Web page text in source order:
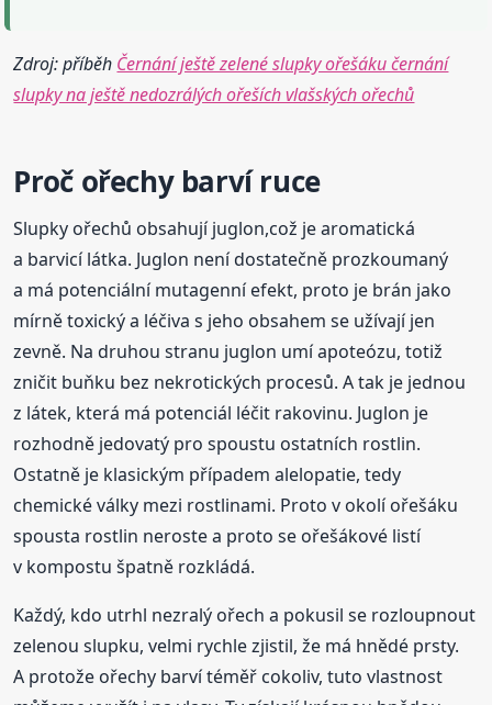
Zdroj: příběh Černání ještě zelené slupky ořešáku černání
slupky na ještě nedozrálých ořeších vlašských ořechů
Proč ořechy barvíruce
Slupky ořechů obsahují juglon,což je aromatická
a barvicí látka. Juglon není dostatečně prozkoumaný
a má potenciální mutagenní efekt, proto je brán jako
mírně toxický a léčiva s jeho obsahem se užívají jen
zevně. Na druhou stranu juglon umí apoteózu, totiž
zničit buňku bez nekrotických procesů. A tak je jednou
z látek, která má potenciál léčit rakovinu. Juglon je
rozhodně jedovatý pro spoustu ostatních rostlin.
Ostatně je klasickým případem alelopatie, tedy
chemické války mezi rostlinami. Proto v okolí ořešáku
spousta rostlin neroste a proto se ořešákové listí
v kompostu špatně rozkládá.
Každý, kdo utrhl nezralý ořech a pokusil se rozloupnout
zelenou slupku, velmi rychle zjistil, že má hnědé prsty.
A protože ořechy barví téměř cokoliv, tuto vlastnost